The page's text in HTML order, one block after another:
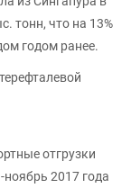
тонн, что на 13%
годом ранее.
отгрузки
ноябрь 2017 года